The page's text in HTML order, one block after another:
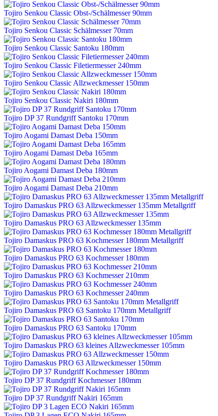
Tojiro Senkou Classic Obst-/Schälmesser 90mm
Tojiro Senkou Classic Schälmesser 70mm
Tojiro Senkou Classic Santoku 180mm
Tojiro Senkou Classic Filetiermesser 240mm
Tojiro Senkou Classic Allzweckmesser 150mm
Tojiro Senkou Classic Nakiri 180mm
Tojiro DP 37 Rundgriff Santoku 170mm
Tojiro Aogami Damast Deba 150mm
Tojiro Aogami Damast Deba 165mm
Tojiro Aogami Damast Deba 180mm
Tojiro Aogami Damast Deba 210mm
Tojiro Damaskus PRO 63 Allzweckmesser 135mm Metallgriff
Tojiro Damaskus PRO 63 Allzweckmesser 135mm
Tojiro Damaskus PRO 63 Kochmesser 180mm Metallgriff
Tojiro Damaskus PRO 63 Kochmesser 180mm
Tojiro Damaskus PRO 63 Kochmesser 210mm
Tojiro Damaskus PRO 63 Kochmesser 240mm
Tojiro Damaskus PRO 63 Santoku 170mm Metallgriff
Tojiro Damaskus PRO 63 Santoku 170mm
Tojiro Damaskus PRO 63 kleines Allzweckmesser 105mm
Tojiro Damaskus PRO 63 Allzweckmesser 150mm
Tojiro DP 37 Rundgriff Kochmesser 180mm
Tojiro DP 37 Rundgriff Nakiri 165mm